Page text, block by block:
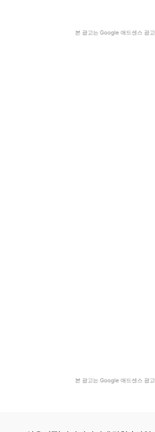
본 광고는 Google 애드센스 광
본 광고는 Google 애드센스 광